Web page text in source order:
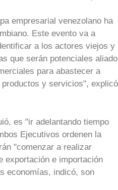
empresarial venezolano ha
Este evento va a
a los actores viejos y
que serán potenciales
para abastecer a
productos y servicios", explicó
es "ir adelantando tiempo
Ejecutivos ordenen la
"comenzar a realizar
exportación e importación
economías, indicó, son